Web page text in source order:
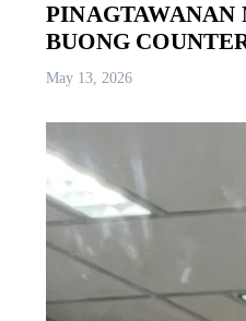
BUONG
May 13, 2026